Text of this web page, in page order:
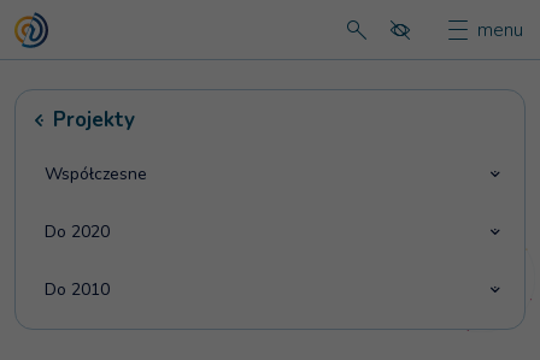
Strona główna wyszukaj na stronie
menu
Projekty
Współczesne
Do 2020
Do 2010